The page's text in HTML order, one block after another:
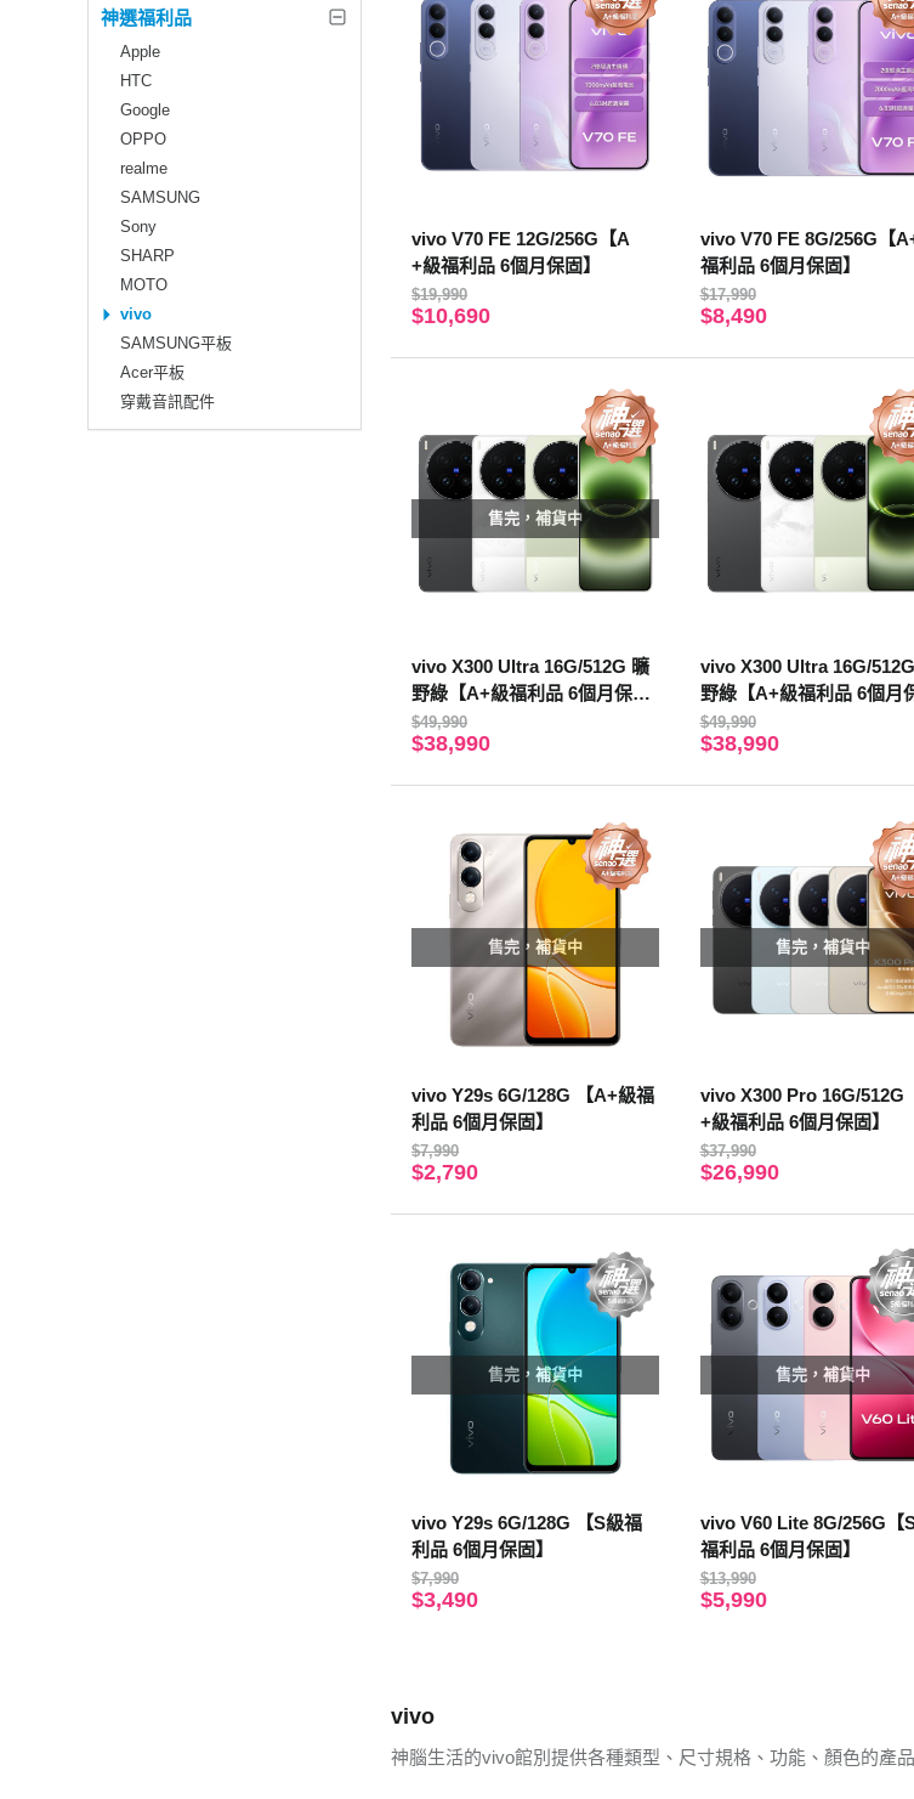
神選福利品
Apple
HTC
Google
OPPO
realme
SAMSUNG
Sony
SHARP
MOTO
vivo
SAMSUNG平板
Acer平板
穿戴音訊配件
vivo V70 FE 12G/256G【A
+級福利品 6個月保固】
$19,990
$10,690
vivo V70 FE 8G/256G【
福利品 6個月保固】
$17,990
$8,490
售完，補貨中
vivo X300 Ultra 16G/512G 曠
野綠【A+級福利品 6個月保
固】
$49,990
$38,990
vivo X300 Ultra 16G/
野綠【A+級福利品 6個月
固】
$49,990
$38,990
售完，補貨中
vivo Y29s 6G/128G 【A+級福
利品 6個月保固】
$7,990
$2,790
售完，補貨中
vivo X300 Pro 16G/512G
+級福利品 6個月保固】
$37,990
$26,990
售完，補貨中
vivo Y29s 6G/128G 【S級福
利品 6個月保固】
$7,990
$3,490
售完，補貨中
vivo V60 Lite 8G/256G【
福利品 6個月保固】
$13,990
$5,990
vivo
神腦生活的vivo館別提供各種類型、尺寸規格、功能、顏色的產